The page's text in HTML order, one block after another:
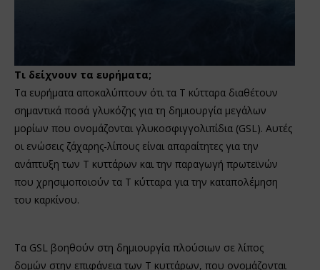
Τι δείχνουν τα ευρήματα;
Τα ευρήματα αποκαλύπτουν ότι τα Τ κύτταρα διαθέτουν
σημαντικά ποσά γλυκόζης για τη δημιουργία μεγάλων
μορίων που ονομάζονται γλυκοσφιγγολιπίδια (GSL). Αυτές
οι ενώσεις ζάχαρης-λίπους είναι απαραίτητες για την
ανάπτυξη των Τ κυττάρων και την παραγωγή πρωτεϊνών
που χρησιμοποιούν τα Τ κύτταρα για την καταπολέμηση
του καρκίνου.
Τα GSL βοηθούν στη δημιουργία πλούσιων σε λίπος
δομών στην επιφάνεια των Τ κυττάρων, που ονομάζονται